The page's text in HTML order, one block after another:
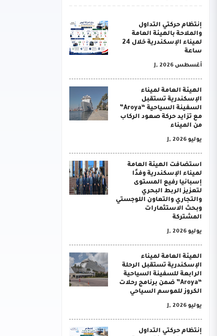
إنتظام حركتي التداول
والملاحة بالهيئة العامة
لميناء الإسكندرية خلال 24
ساعة
أغسطس J, 2026
الهيئة العامة لميناء
الإسكندرية تستقبل
السفينة السياحية “Aroya”
مع تزايد حركة صعود الركاب
من الميناء
يوليو J, 2026
استضافت الهيئة العامة
لميناء الإسكندرية وفدًا
إسبانيا رفيع المستوى
لتعزيز الربط البحري
والتجاري والتعاون اللوجستي
وبحث الاستثمارات
المشتركة
يوليو J, 2026
الهيئة العامة لميناء
الإسكندرية تستقبل الرحلة
الرابعة للسفينة السياحية
“Aroya” ضمن برنامج رحلات
الكروز للموسم السياحي
يوليو J, 2026
إنتظام حركتي التداول